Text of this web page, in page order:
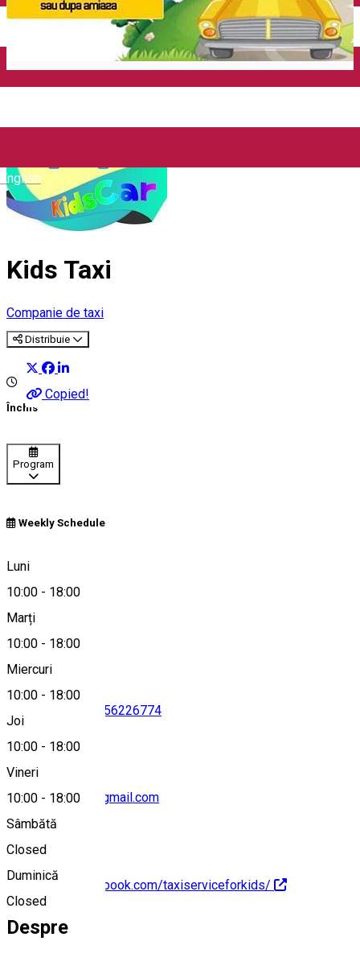
English
Închirieri auto
Închirieri biciclete
Încărcare vehicule electrice
Kids Taxi
Companie de taxi
Distribuie
Copied!
Închis
Program
Weekly Schedule
Luni
10:00 - 18:00
Marți
10:00 - 18:00
Miercuri
10:00 - 18:00
Joi
10:00 - 18:00
Vineri
10:00 - 18:00
Sâmbătă
Closed
Duminică
Closed
Craiova, Romania
Hartă
0756226774
kidstaxicraiova@gmail.com
https://www.facebook.com/taxiserviceforkids/
Despre